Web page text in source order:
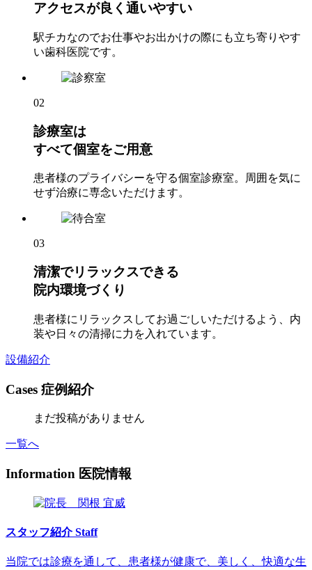
アクセスが良く通いやすい
駅チカなのでお仕事やお出かけの際にも立ち寄りやす
い歯科医院です。
02
診療室は
すべて個室をご用意
患者様のプライバシーを守る個室診療室。周囲を気に
せず治療に専念いただけます。
03
清潔でリラックスできる
院内環境づくり
患者様にリラックスしてお過ごしいただけるよう、内
装や日々の清掃に力を入れています。
設備紹介
Cases 症例紹介
まだ投稿がありません
一覧へ
Information 医院情報
スタッフ紹介 Staff
当院では診療を通して、患者様が健康で、美しく、快適な生